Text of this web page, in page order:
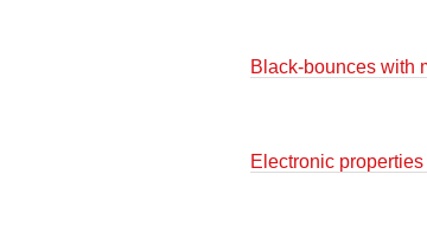
Black-bounces with
Electronic